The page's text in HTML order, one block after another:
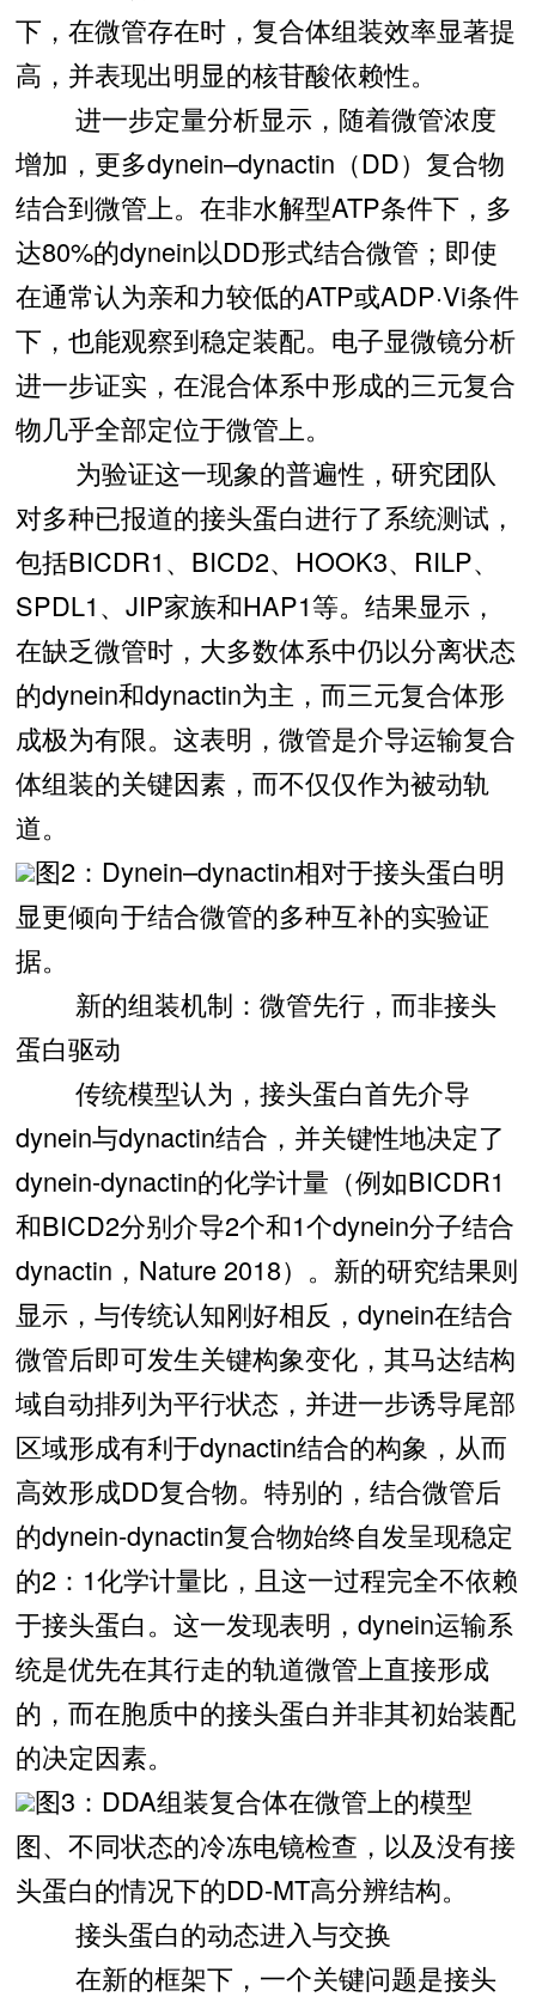
下，在微管存在时，复合体组装效率显著提
高，并表现出明显的核苷酸依赖性。
进一步定量分析显示，随着微管浓度
增加，更多dynein–dynactin（DD）复合物
结合到微管上。在非水解型ATP条件下，多
达80%的dynein以DD形式结合微管；即使
在通常认为亲和力较低的ATP或ADP·Vi条件
下，也能观察到稳定装配。电子显微镜分析
进一步证实，在混合体系中形成的三元复合
物几乎全部定位于微管上。
为验证这一现象的普遍性，研究团队
对多种已报道的接头蛋白进行了系统测试，
包括BICDR1、BICD2、HOOK3、RILP、
SPDL1、JIP家族和HAP1等。结果显示，
在缺乏微管时，大多数体系中仍以分离状态
的dynein和dynactin为主，而三元复合体形
成极为有限。这表明，微管是介导运输复合
体组装的关键因素，而不仅仅作为被动轨
道。
图2：Dynein–dynactin相对于接头蛋白明
显更倾向于结合微管的多种互补的实验证
据。
新的组装机制：微管先行，而非接头
蛋白驱动
传统模型认为，接头蛋白首先介导
dynein与dynactin结合，并关键性地决定了
dynein-dynactin的化学计量（例如BICDR1
和BICD2分别介导2个和1个dynein分子结合
dynactin，Nature 2018）。新的研究结果则
显示，与传统认知刚好相反，dynein在结合
微管后即可发生关键构象变化，其马达结构
域自动排列为平行状态，并进一步诱导尾部
区域形成有利于dynactin结合的构象，从而
高效形成DD复合物。特别的，结合微管后
的dynein-dynactin复合物始终自发呈现稳定
的2：1化学计量比，且这一过程完全不依赖
于接头蛋白。这一发现表明，dynein运输系
统是优先在其行走的轨道微管上直接形成
的，而在胞质中的接头蛋白并非其初始装配
的决定因素。
图3：DDA组装复合体在微管上的模型
图、不同状态的冷冻电镜检查，以及没有接
头蛋白的情况下的DD-MT高分辨结构。
接头蛋白的动态进入与交换
在新的框架下，一个关键问题是接头